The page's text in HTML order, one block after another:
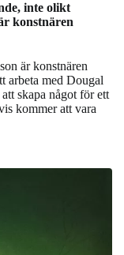
inte olikt
konstnären
är konstnären
arbeta med Dougal
skapa något för ett
kommer att vara